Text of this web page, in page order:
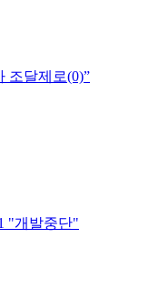
조달제로(0)”
"개발중단"